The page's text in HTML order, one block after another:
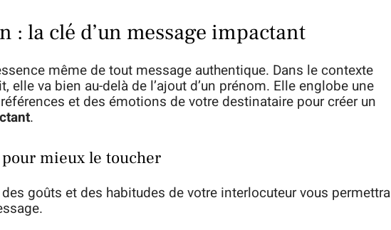
: la clé d’un message impactant
même de tout message authentique. Dans le contexte
elle va bien au-delà de l’ajout d’un prénom. Elle englobe une
et des émotions de votre destinataire pour créer un
.
mieux le toucher
des goûts et des habitudes de votre interlocuteur vous permettra